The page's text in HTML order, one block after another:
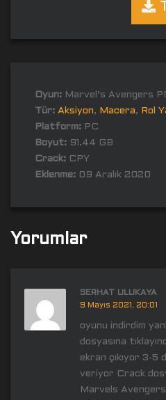
Oyun: Marvel’s Avengers
Tür: Aksiyon, Macera,
Rol
Platform: PC
Boyut: 91.44 GB
Crack: CPY
Eklenme: 09 Aralık 2020
Yorumlar
SERHAT ULUKAYA
9 Mayıs 2021, 20:01
oyunu indirdim
dosyasına
ekran çıkıyor 3-5
veriyor Crack
Marvels Avengers